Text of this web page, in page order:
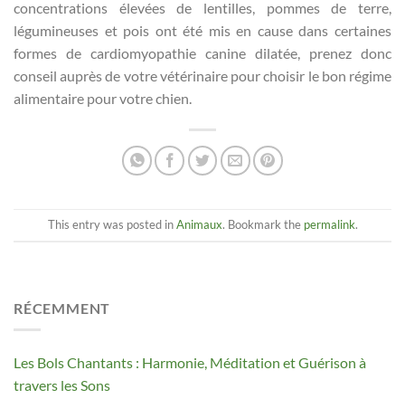
concentrations élevées de lentilles, pommes de terre,
légumineuses et pois ont été mis en cause dans certaines
formes de cardiomyopathie canine dilatée, prenez donc
conseil auprès de votre vétérinaire pour choisir le bon régime
alimentaire pour votre chien.
This entry was posted inAnimaux. Bookmark the permalink.
RÉCEMMENT
Les Bols Chantants : Harmonie, Méditation et Guérison à
travers les Sons